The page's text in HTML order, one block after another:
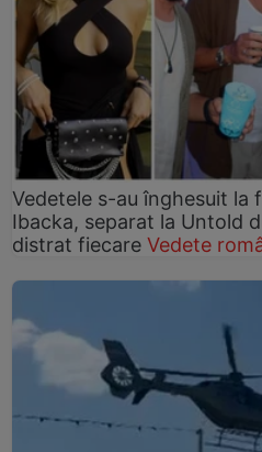
Vedetele s-au înghesuit la
Ibacka, separat la Untold
distrat fiecare Vedete